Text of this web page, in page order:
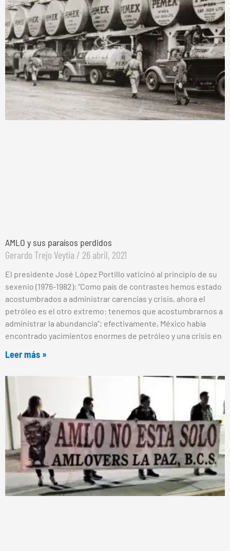
AMLO y sus paraísos perdidos
Gerardo Trejo Veytia 26 abril, 2021
El presidente José López Portillo vaticinó al principio de su
sexenio (1976-1982): “Como país de contrastes hemos estado
acostumbrados a administrar carencias y crisis, ahora el
petróleo es el otro extremo: tenemos que acostumbrarnos a
administrar la abundancia”; efectivamente, México había
encontrado yacimientos enormes de petróleo y una crisis en
Leer más »